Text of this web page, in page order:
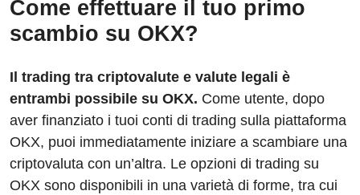
Come effettuare il tuo primo
scambio su OKX?
Il trading tra criptovalute e valute legali è
entrambi possibile su OKX. Come utente, dopo
aver finanziato i tuoi conti di trading sulla piattaforma
OKX, puoi immediatamente iniziare a scambiare una
criptovaluta con un’altra. Le opzioni di trading su
OKX sono disponibili in una varietà di forme, tra cui